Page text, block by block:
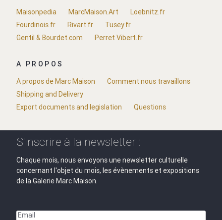
Maisonpedia
MarcMaison.Art
Loebnitz.fr
Fourdinois.fr
Rivart.fr
Tusey.fr
Gentil & Bourdet.com
Perret Vibert.fr
A PROPOS
A propos de Marc Maison
Comment nous travaillons
Shipping and Delivery
Export documents and legislation
Questions
S'inscrire à la newsletter :
Chaque mois, nous envoyons une newsletter culturelle
concernant l'objet du mois, les évènements et expositions
de la Galerie Marc Maison.
Email